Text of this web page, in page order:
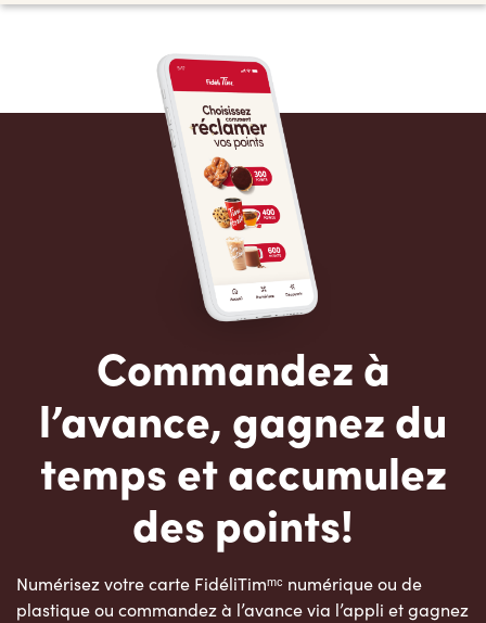
Commandez à
l’avance, gagnez du
temps et accumulez
des points!
Numérisez votre carte FidéliTimᵐᶜ numérique ou de
plastique ou commandez à l’avance via l’appli et gagnez